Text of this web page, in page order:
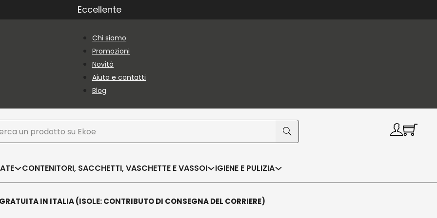
Eccellente
Chi siamo
Promozioni
Novità
Aiuto e contatti
Blog
CONTENITORI, SACCHETTI, VASCHETTE E VASSOI IGIENE E PULIZIA
IN ITALIA (ISOLE: CONTRIBUTO DI CONSEGNA DEL CORRIERE)